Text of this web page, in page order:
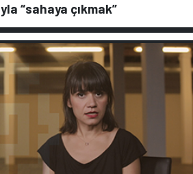
“sahaya çıkmak”